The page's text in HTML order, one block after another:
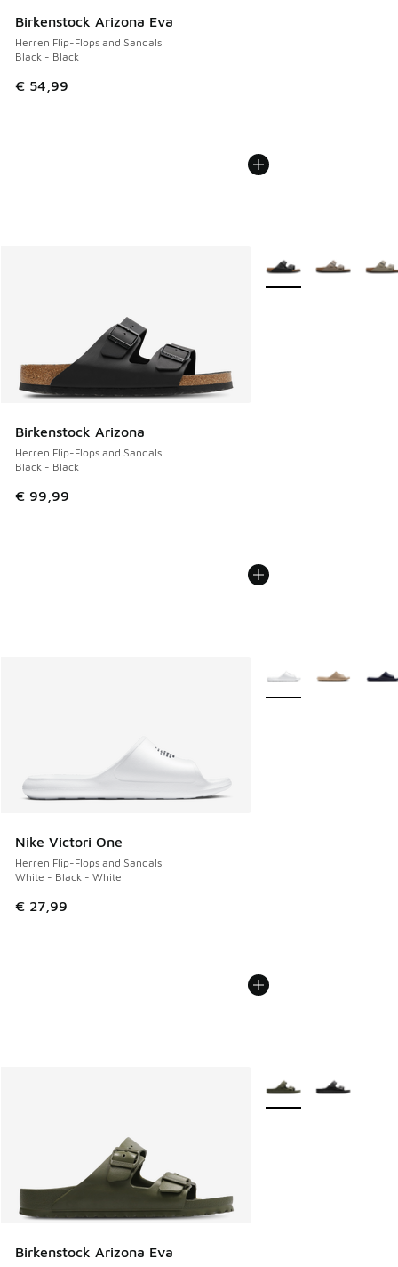
Birkenstock Arizona Eva
Herren Flip-Flops and Sandals
Black - Black
€ 54,99
Birkenstock Arizona
Herren Flip-Flops and Sandals
Black - Black
€ 99,99
Weitere Farben
Nike Victori One
Herren Flip-Flops and Sandals
White - Black - White
€ 27,99
Weitere Farben
Birkenstock Arizona Eva
Weitere Farben